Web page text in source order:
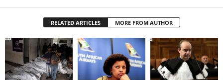
RELATED ARTICLES MORE FROM AUTHOR